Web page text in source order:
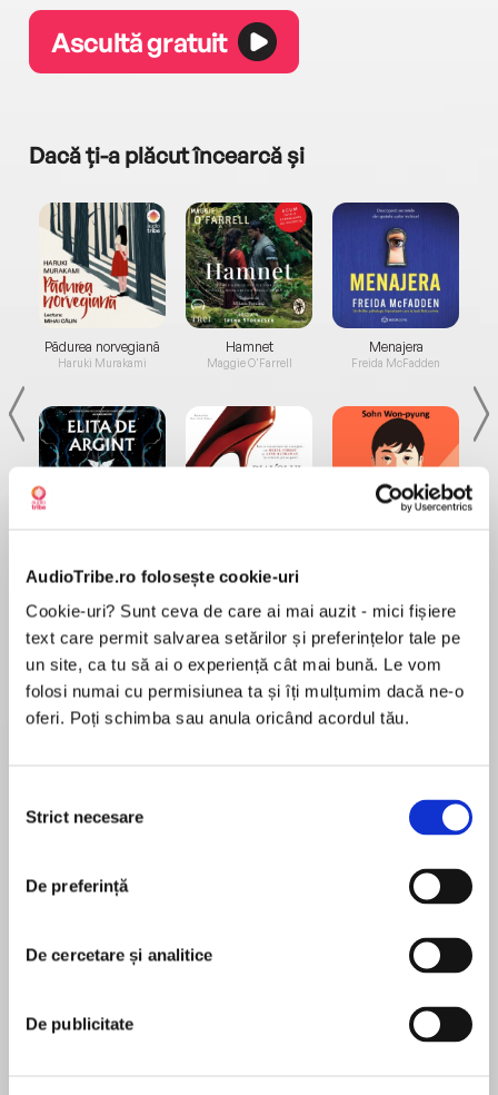
AudioTribe.ro folosește cookie-uri
Cookie-uri? Sunt ceva de care ai mai auzit - mici fișiere
text care permit salvarea setărilor și preferințelor tale pe
un site, ca tu să ai o experiență cât mai bună. Le vom
folosi numai cu permisiunea ta și îți mulțumim dacă ne-o
oferi. Poți schimba sau anula oricând acordul tău.
consimțământului
Strict necesare
De preferință
De cercetare și analitice
De publicitate
Ascultă gratuit
Dacă ți-a plăcut încearcă și
Pădurea norvegiană
Haruki Murakami
de...
Dani Francis
Hamnet
Maggie O'Farrell
la...
Lauren Weisberger
Menajera
Freida McFadden
Desprecarte
“A breathtaking story of an extraordinary
year’s best.” —Kristy Woodson Harvey, New
York Times bestselling author of The Wedding
story.
1967 Iowa. Nursing school roommates BettyKay
and Kitty don’t have much in common. BettyKay
În acest moment nu există recenzii
Molly Fader
MOLLY FADER is the award-winning author of
more than 40 romance novels under the